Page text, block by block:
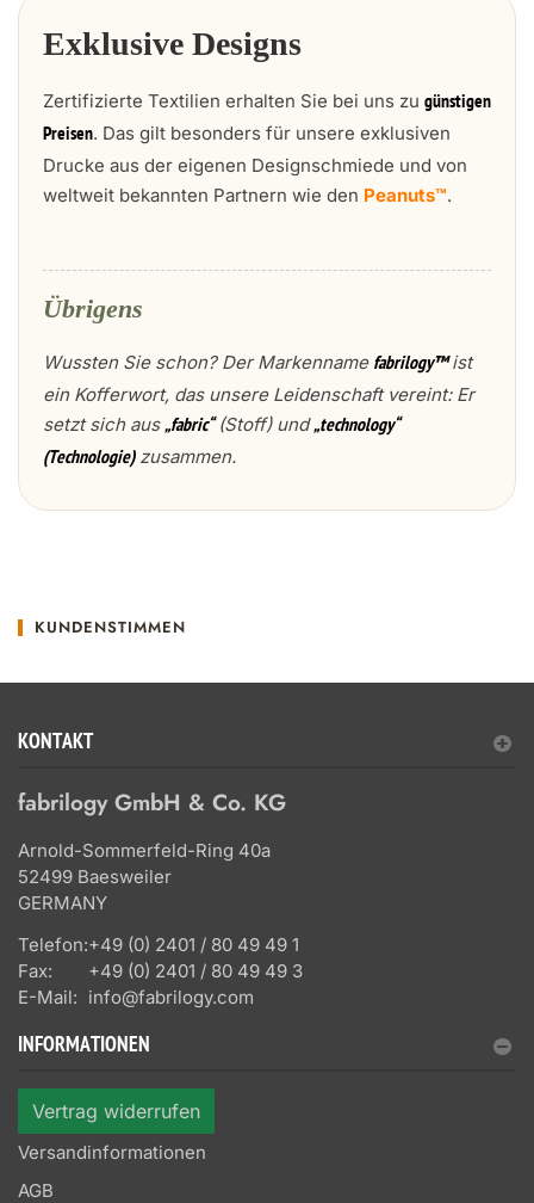
Exklusive Designs
Zertifizierte Textilien erhalten Sie bei uns zu günstigen
Preisen. Das gilt besonders für unsere exklusiven
Drucke aus der eigenen Designschmiede und von
weltweit bekannten Partnern wie den Peanuts™.
Übrigens
Wussten Sie schon? Der Markenname fabrilogy™ist
ein Kofferwort, das unsere Leidenschaft vereint: Er
setzt sich aus„fabric“(Stoff) und„technology“
(Technologie)zusammen.
KUNDENSTIMMEN
KONTAKT
fabrilogy GmbH & Co. KG
Arnold-Sommerfeld-Ring 40a
52499 Baesweiler
GERMANY
Telefon:+49 (0) 2401 / 80 49 49 1
Fax:
+49 (0) 2401 / 80 49 49 3
E-Mail: info@fabrilogy.com
INFORMATIONEN
Vertrag widerrufen
Versandinformationen
AGB